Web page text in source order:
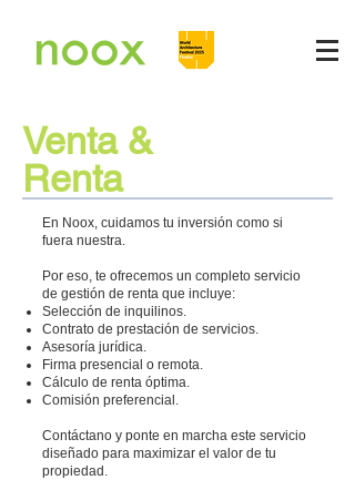
Venta &
Renta
En Noox, cuidamos tu inversión como si
fuera nuestra.
Por eso, te ofrecemos un completo servicio
de gestión de renta que incluye:
Selección de inquilinos.
Contrato de prestación de servicios.
Asesoría jurídica.
Firma presencial o remota.
Cálculo de renta óptima.
Comisión preferencial.
Contáctano y ponte en marcha este servicio
diseñado para maximizar el valor de tu
propiedad.